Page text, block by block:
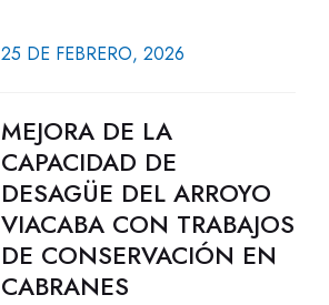
25 DE FEBRERO, 2026
MEJORA DE LA
CAPACIDAD DE
DESAGÜE DEL ARROYO
VIACABA CON TRABAJOS
DE CONSERVACIÓN EN
CABRANES